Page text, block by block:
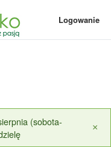
Logowanie
(sobota-
×